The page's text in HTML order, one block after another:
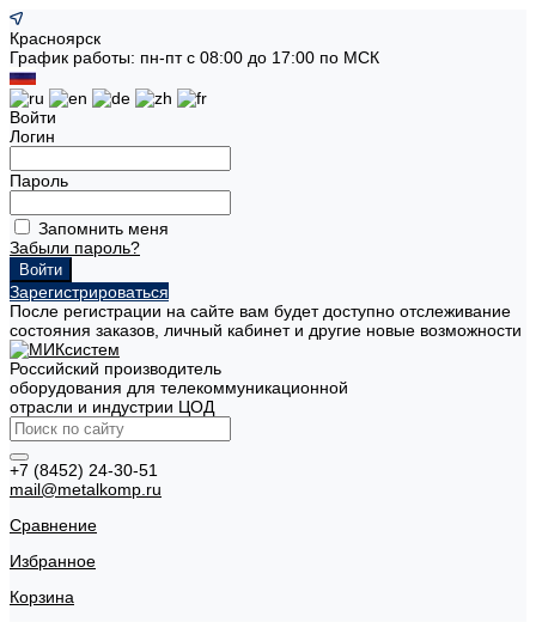
Красноярск
График работы: пн-пт с 08:00 до 17:00 по МСК
Войти
Логин
Пароль
Запомнить меня
Забыли пароль?
Зарегистрироваться
После регистрации на сайте вам будет доступно отслеживание
состояния заказов, личный кабинет и другие новые возможности
Российский производитель
оборудования для телекоммуникационной
отрасли и индустрии ЦОД
+7 (8452) 24-30-51
mail@metalkomp.ru
Сравнение
Избранное
Корзина